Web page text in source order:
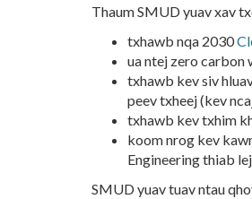
Thaum SMUD yuav xav
txhawb nqa 2030
ua ntej zero
txhawb kev siv
peev txheej (kev
txhawb kev txhim
koom nrog kev
Engineering thiab
SMUD yuav tuav ntau